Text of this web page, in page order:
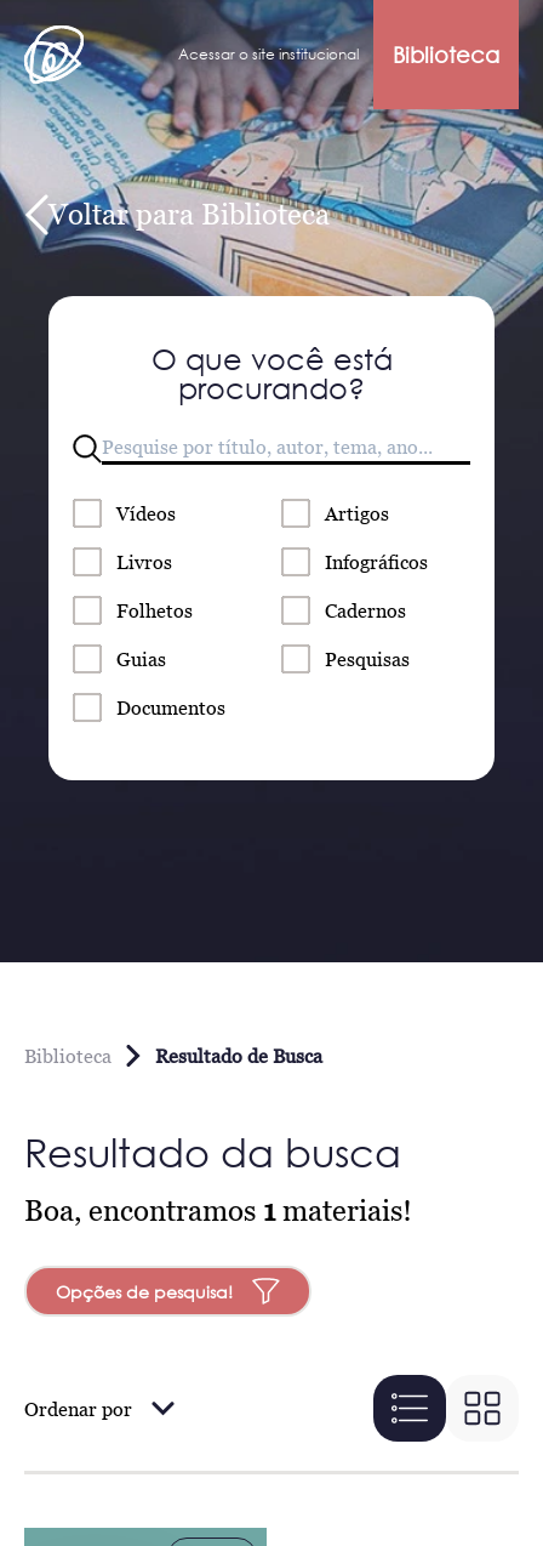
Acessar o site institucional Biblioteca
Voltar para Biblioteca
O que você está
procurando?
Vídeos Artigos
Livros Infográficos
Folhetos Cadernos
Guias Pesquisas
Documentos
Biblioteca Resultado de Busca
Resultado da busca
Boa, encontramos 1materiais!
Opções de pesquisa!
Ordenar por